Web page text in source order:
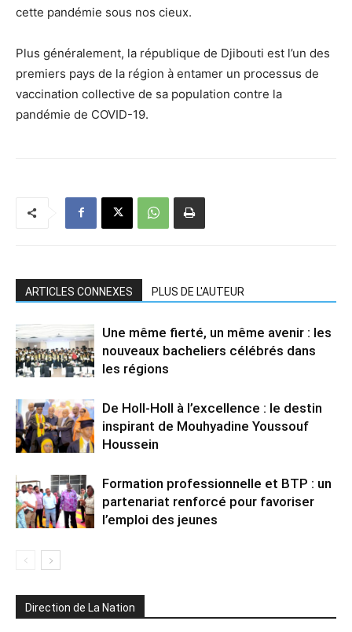
cette pandémie sous nos cieux.
Plus généralement, la république de Djibouti est l’un des
premiers pays de la région à entamer un processus de
vaccination collective de sa population contre la
pandémie de COVID-19.
ARTICLES CONNEXES PLUS DE L'AUTEUR
Une même fierté, un même avenir : les
nouveaux bacheliers célébrés dans
les régions
De Holl-Holl à l’excellence : le destin
inspirant de Mouhyadine Youssouf
Houssein
Formation professionnelle et BTP : un
partenariat renforcé pour favoriser
l’emploi des jeunes
Direction de La Nation